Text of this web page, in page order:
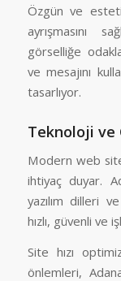
Özgün ve
ayrışmasını
görselliğe
ve mesajını
tasarlıyor.
Teknoloji ve
Modern web
ihtiyaç duyar.
yazılım dilleri
hızlı, güvenli ve
Site hızı
önlemleri,